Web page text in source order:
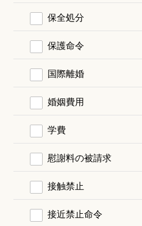
保全処分
保護命令
国際離婚
婚姻費用
学費
慰謝料の被請求
接触禁止
接近禁止命令